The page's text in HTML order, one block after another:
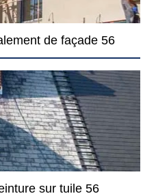
de façade 56
sur tuile 56